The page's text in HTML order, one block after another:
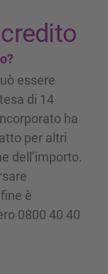
essere
di 14
ha
per altri
dell’importo.
è
0800 40 40